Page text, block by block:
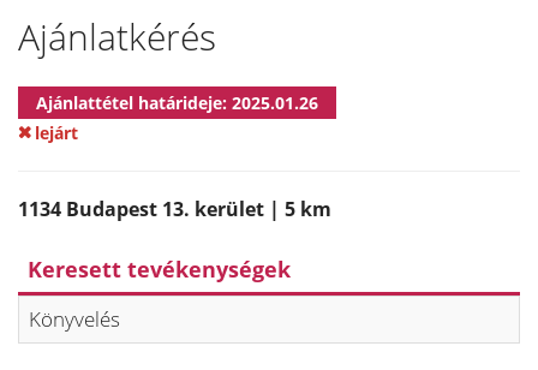
Ajánlatkérés
Ajánlattétel határideje: 2025.01.26
lejárt
1134 Budapest 13. kerület | 5 km
Keresett tevékenységek
Könyvelés